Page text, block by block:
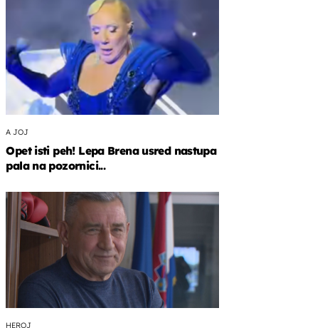
A JOJ
Opet isti peh! Lepa Brena usred nastupa
pala na pozornici...
HEROJ